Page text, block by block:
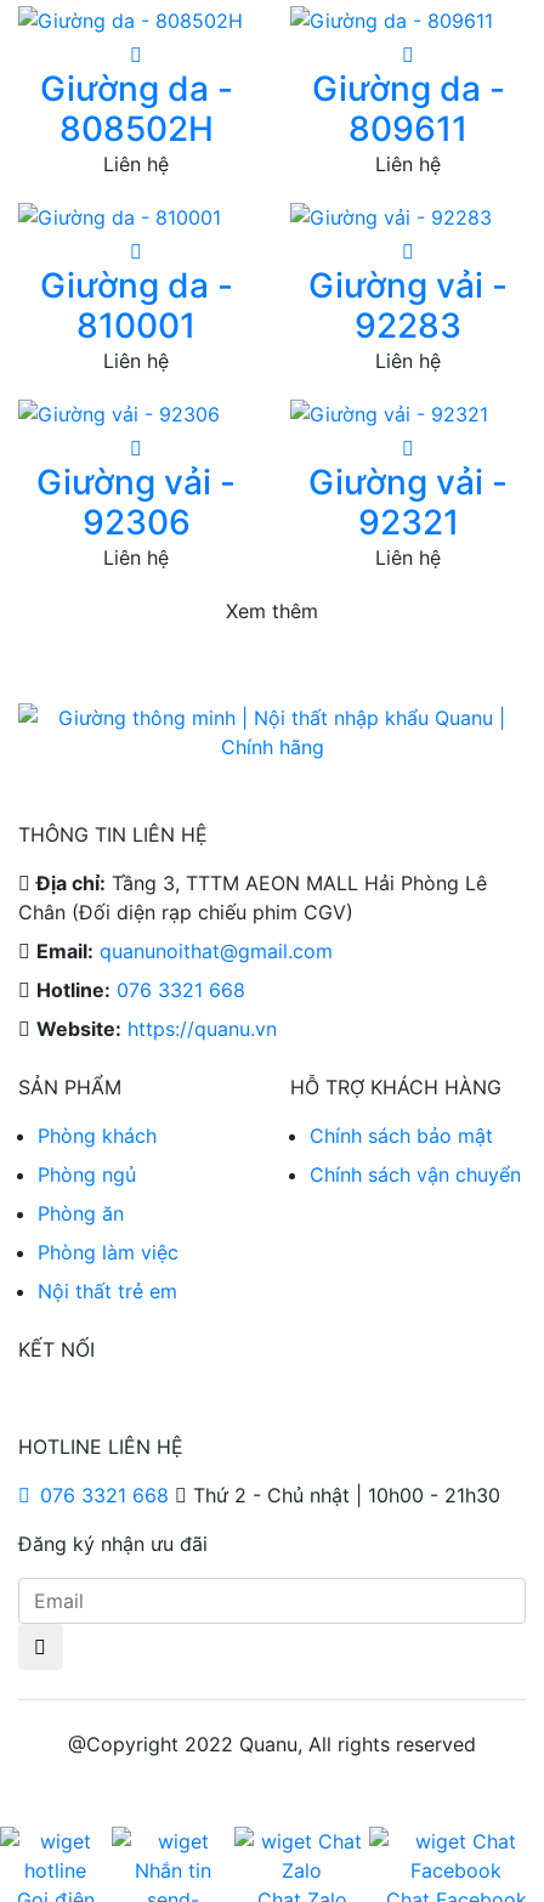
Giường da -
808502H
Liên hệ
Giường da -
809611
Liên hệ
Giường da -
810001
Liên hệ
Giường vải -
92283
Liên hệ
Giường vải -
92306
Liên hệ
Giường vải -
92321
Liên hệ
Xem thêm
THÔNG TIN LIÊN HỆ
Địa chỉ: Tầng 3, TTTM AEON MALL Hải Phòng Lê
Chân (Đối diện rạp chiếu phim CGV)
Email: quanunoithat@gmail.com
Hotline: 076 3321 668
Website: https://quanu.vn
SẢN PHẨM
Phòng khách
Phòng ngủ
Phòng ăn
Phòng làm việc
Nội thất trẻ em
HỖ TRỢ KHÁCH HÀNG
Chính sách bảo mật
Chính sách vận chuyển
KẾT NỐI
HOTLINE LIÊN HỆ
076 3321 668
Thứ 2 - Chủ nhật | 10h00 - 21h30
Đăng ký nhận ưu đãi
@Copyright 2022 Quanu, All rights reserved